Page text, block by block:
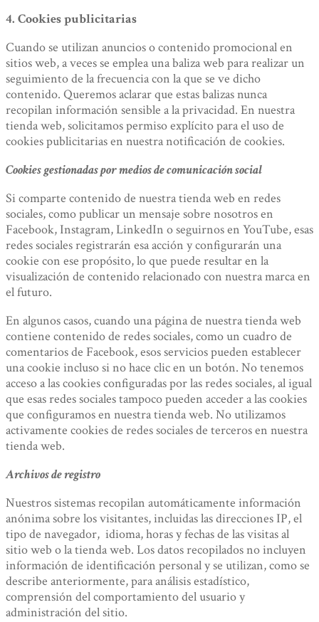
4. Cookies publicitarias
Cuando se utilizan anuncios o contenido promocional en
sitios web, a veces se emplea una baliza web para realizar un
seguimiento de la frecuencia con la que se ve dicho
contenido. Queremos aclarar que estas balizas nunca
recopilan información sensible a la privacidad. En nuestra
tienda web, solicitamos permiso explícito para el uso de
cookies publicitarias en nuestra notificación de cookies.
Cookies gestionadas por medios de comunicación social
Si comparte contenido de nuestra tienda web en redes
sociales, como publicar un mensaje sobre nosotros en
Facebook, Instagram, LinkedIn o seguirnos en YouTube, esas
redes sociales registrarán esa acción y configurarán una
cookie con ese propósito, lo que puede resultar en la
visualización de contenido relacionado con nuestra marca en
el futuro.
En algunos casos, cuando una página de nuestra tienda web
contiene contenido de redes sociales, como un cuadro de
comentarios de Facebook, esos servicios pueden establecer
una cookie incluso si no hace clic en un botón. No tenemos
acceso a las cookies configuradas por las redes sociales, al igual
que esas redes sociales tampoco pueden acceder a las cookies
que configuramos en nuestra tienda web. No utilizamos
activamente cookies de redes sociales de terceros en nuestra
tienda web.
Archivos de registro
Nuestros sistemas recopilan automáticamente información
anónima sobre los visitantes, incluidas las direcciones IP, el
tipo de navegador, idioma, horas y fechas de las visitas al
sitio web o la tienda web. Los datos recopilados no incluyen
información de identificación personal y se utilizan, como se
describe anteriormente, para análisis estadístico,
comprensión del comportamiento del usuario y
administración del sitio.